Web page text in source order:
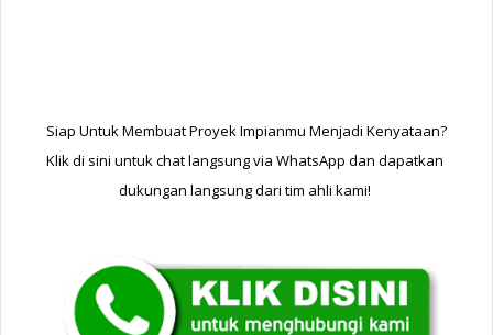
Siap Untuk Membuat Proyek Impianmu Menjadi Kenyataan?
Klik di sini untuk chat langsung via WhatsApp dan dapatkan
dukungan langsung dari tim ahli kami!